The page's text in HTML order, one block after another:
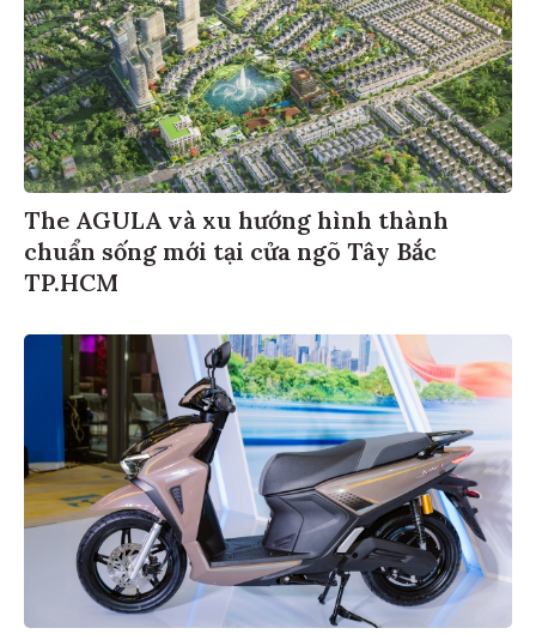
The AGULA và xu hướng hình thành
chuẩn sống mới tại cửa ngõ Tây Bắc
TP.HCM